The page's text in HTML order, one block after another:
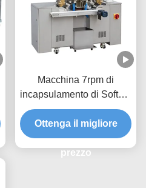
Macchina 7rpm di
incapsulamento di Softgel
della vitamina per
gelatina
Ottenga il migliore
prezzo